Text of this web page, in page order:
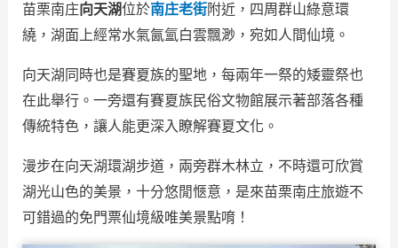
苗栗南庄向天湖位於南庄老街附近，四周群山綠意環
繞，湖面上經常水氣氤氳白雲飄渺，宛如人間仙境。
向天湖同時也是賽夏族的聖地，每兩年一祭的矮靈祭也
在此舉行。一旁還有賽夏族民俗文物館展示著部落各種
傳統特色，讓人能更深入瞭解賽夏文化。
漫步在向天湖環湖步道，兩旁群木林立，不時還可欣賞
湖光山色的美景，十分悠閒愜意，是來苗栗南庄旅遊不
可錯過的免門票仙境級唯美景點唷！